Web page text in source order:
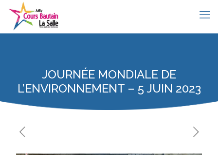
JOURNÉE MONDIALE DE
L’ENVIRONNEMENT – 5 JUIN 2023